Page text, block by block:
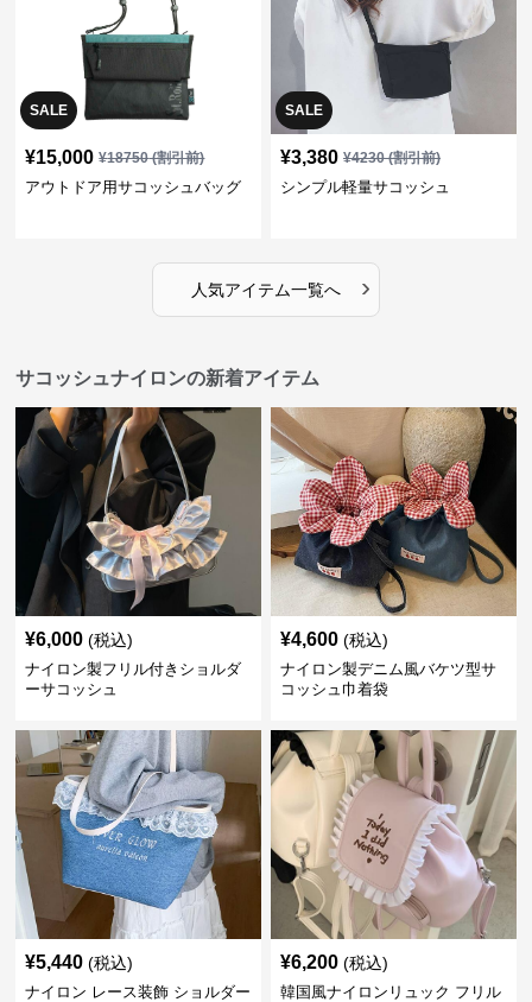
SALE
¥15,000 ¥18750(割引前)
アウトドア用サコッシュバッグ
SALE
¥3,380 ¥4230(割引前)
シンプル軽量サコッシュ
人気アイテム一覧へ ›
サコッシュナイロンの新着アイテム
¥6,000 (税込)
ナイロン製フリル付きショルダ
ーサコッシュ
¥4,600 (税込)
ナイロン製デニム風バケツ型サ
コッシュ巾着袋
¥5,440 (税込)
ナイロン レース装飾 ショルダー
¥6,200 (税込)
韓国風ナイロンリュック フリル